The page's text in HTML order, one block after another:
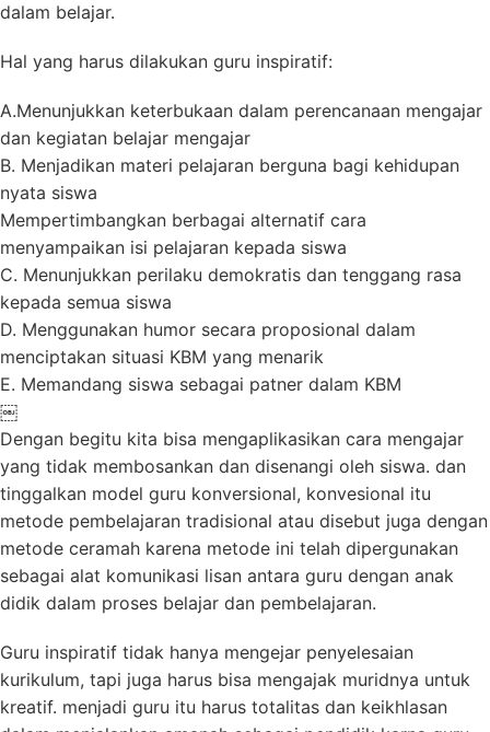
dalam belajar.
Hal yang harus dilakukan guru inspiratif:
A.Menunjukkan keterbukaan dalam perencanaan mengajar
dan kegiatan belajar mengajar
B. Menjadikan materi pelajaran berguna bagi kehidupan
nyata siswa
Mempertimbangkan berbagai alternatif cara
menyampaikan isi pelajaran kepada siswa
C. Menunjukkan perilaku demokratis dan tenggang rasa
kepada semua siswa
D. Menggunakan humor secara proposional dalam
menciptakan situasi KBM yang menarik
E. Memandang siswa sebagai patner dalam KBM
￼
Dengan begitu kita bisa mengaplikasikan cara mengajar
yang tidak membosankan dan disenangi oleh siswa. dan
tinggalkan model guru konversional, konvesional itu
metode pembelajaran tradisional atau disebut juga dengan
metode ceramah karena metode ini telah dipergunakan
sebagai alat komunikasi lisan antara guru dengan anak
didik dalam proses belajar dan pembelajaran.
Guru inspiratif tidak hanya mengejar penyelesaian
kurikulum, tapi juga harus bisa mengajak muridnya untuk
kreatif. menjadi guru itu harus totalitas dan keikhlasan